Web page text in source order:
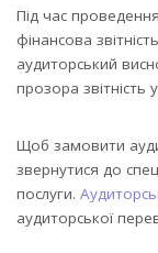
Під час
фінансова
аудиторський
прозора звітність у
Щоб замовити
звернутися до
послуги.
аудиторської